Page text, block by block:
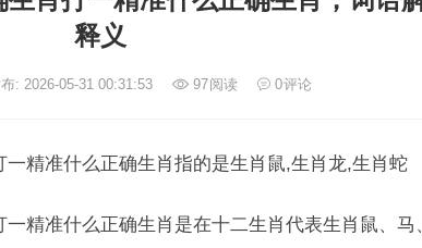
释义
: 2026-05-31 00:31:53 97阅读 0评论
精准什么正确生肖指的是生肖鼠,生肖龙,生肖蛇
精准什么正确生肖是在十二生肖代表生肖鼠、马